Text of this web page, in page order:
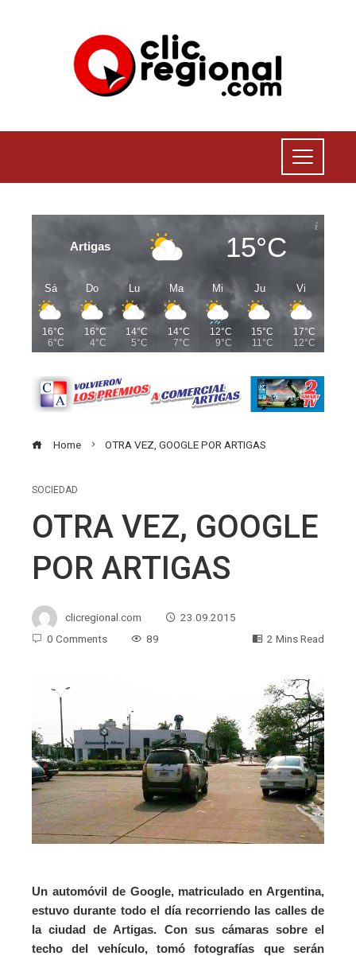
Artigas 15°C
Sá
16°C
6°C
Do
16°C
4°C
Lu
14°C
5°C
Ma
14°C
7°C
Mi
12°C
9°C
Ju
15°C
11°C
Vi
17°C
12°C
Home OTRA VEZ, GOOGLE POR ARTIGAS
SOCIEDAD
OTRA VEZ, GOOGLE
POR ARTIGAS
clicregional.com
23.09.2015
0 Comments
89 2 Mins Read
Un automóvil de Google, matriculado en Argentina,
estuvo durante todo el día recorriendo las calles de
la ciudad de Artigas. Con sus cámaras sobre el
techo del vehículo, tomó fotografías que serán